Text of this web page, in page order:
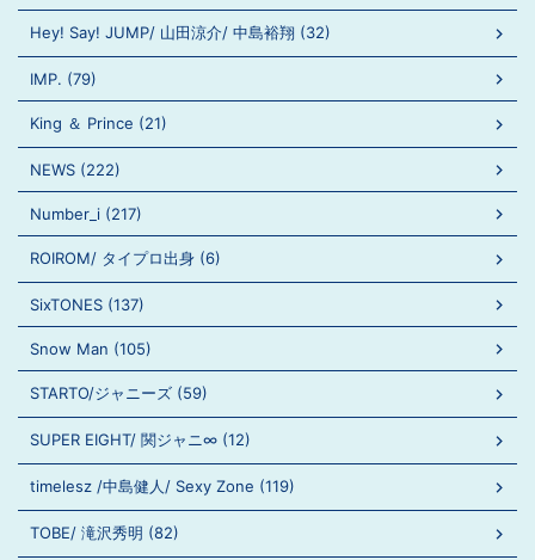
Hey! Say! JUMP/ 山田涼介/ 中島裕翔 (32)
IMP. (79)
King ＆ Prince (21)
NEWS (222)
Number_i (217)
ROIROM/ タイプロ出身 (6)
SixTONES (137)
Snow Man (105)
STARTO/ジャニーズ (59)
SUPER EIGHT/ 関ジャニ∞ (12)
timelesz /中島健人/ Sexy Zone (119)
TOBE/ 滝沢秀明 (82)